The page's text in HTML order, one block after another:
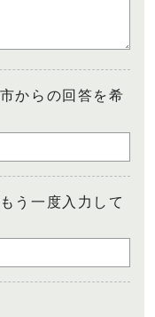
からの回答を希
う一度入力して